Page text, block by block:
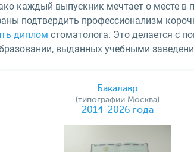
каждый выпускник мечтает о месте в
подтвердить профессионализм
диплом стоматолога. Это делается с
выданных учебными
Бакалавр
(типографии Москва)
2014-2026 года